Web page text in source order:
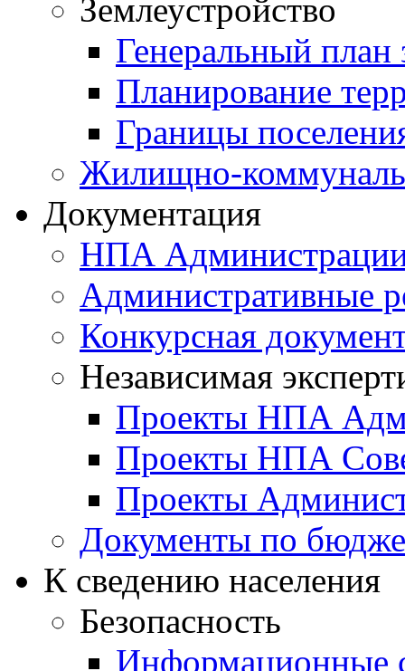
Землеустройство
Генеральный план
Планирование
Границы
Жилищно-
Документация
НПА
Административные
Конкурсная
Независимая
Проекты НПА
Проекты НПА
Проекты
Документы по
К сведению населения
Безопасность
Информационные